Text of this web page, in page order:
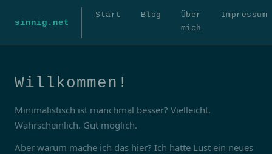
sinnig.net
Start Blog
Über
mich
Impressum
Willkommen!
Minimalistisch ist manchmal besser? Vielleicht.
Wahrscheinlich. Gut möglich.
Aber warum mache ich das hier? Ich hatte Lust ein neues